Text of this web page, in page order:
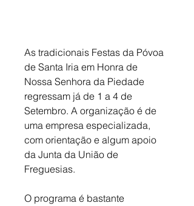
As tradicionais Festas da Póvoa
de Santa Iria em Honra de
Nossa Senhora da Piedade
regressam já de 1 a 4 de
Setembro. A organização é de
uma empresa especializada,
com orientação e algum apoio
da Junta da União de
Freguesias.
O programa é bastante